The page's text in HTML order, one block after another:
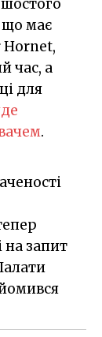
що має
Hornet,
час, а
для
.
на запит